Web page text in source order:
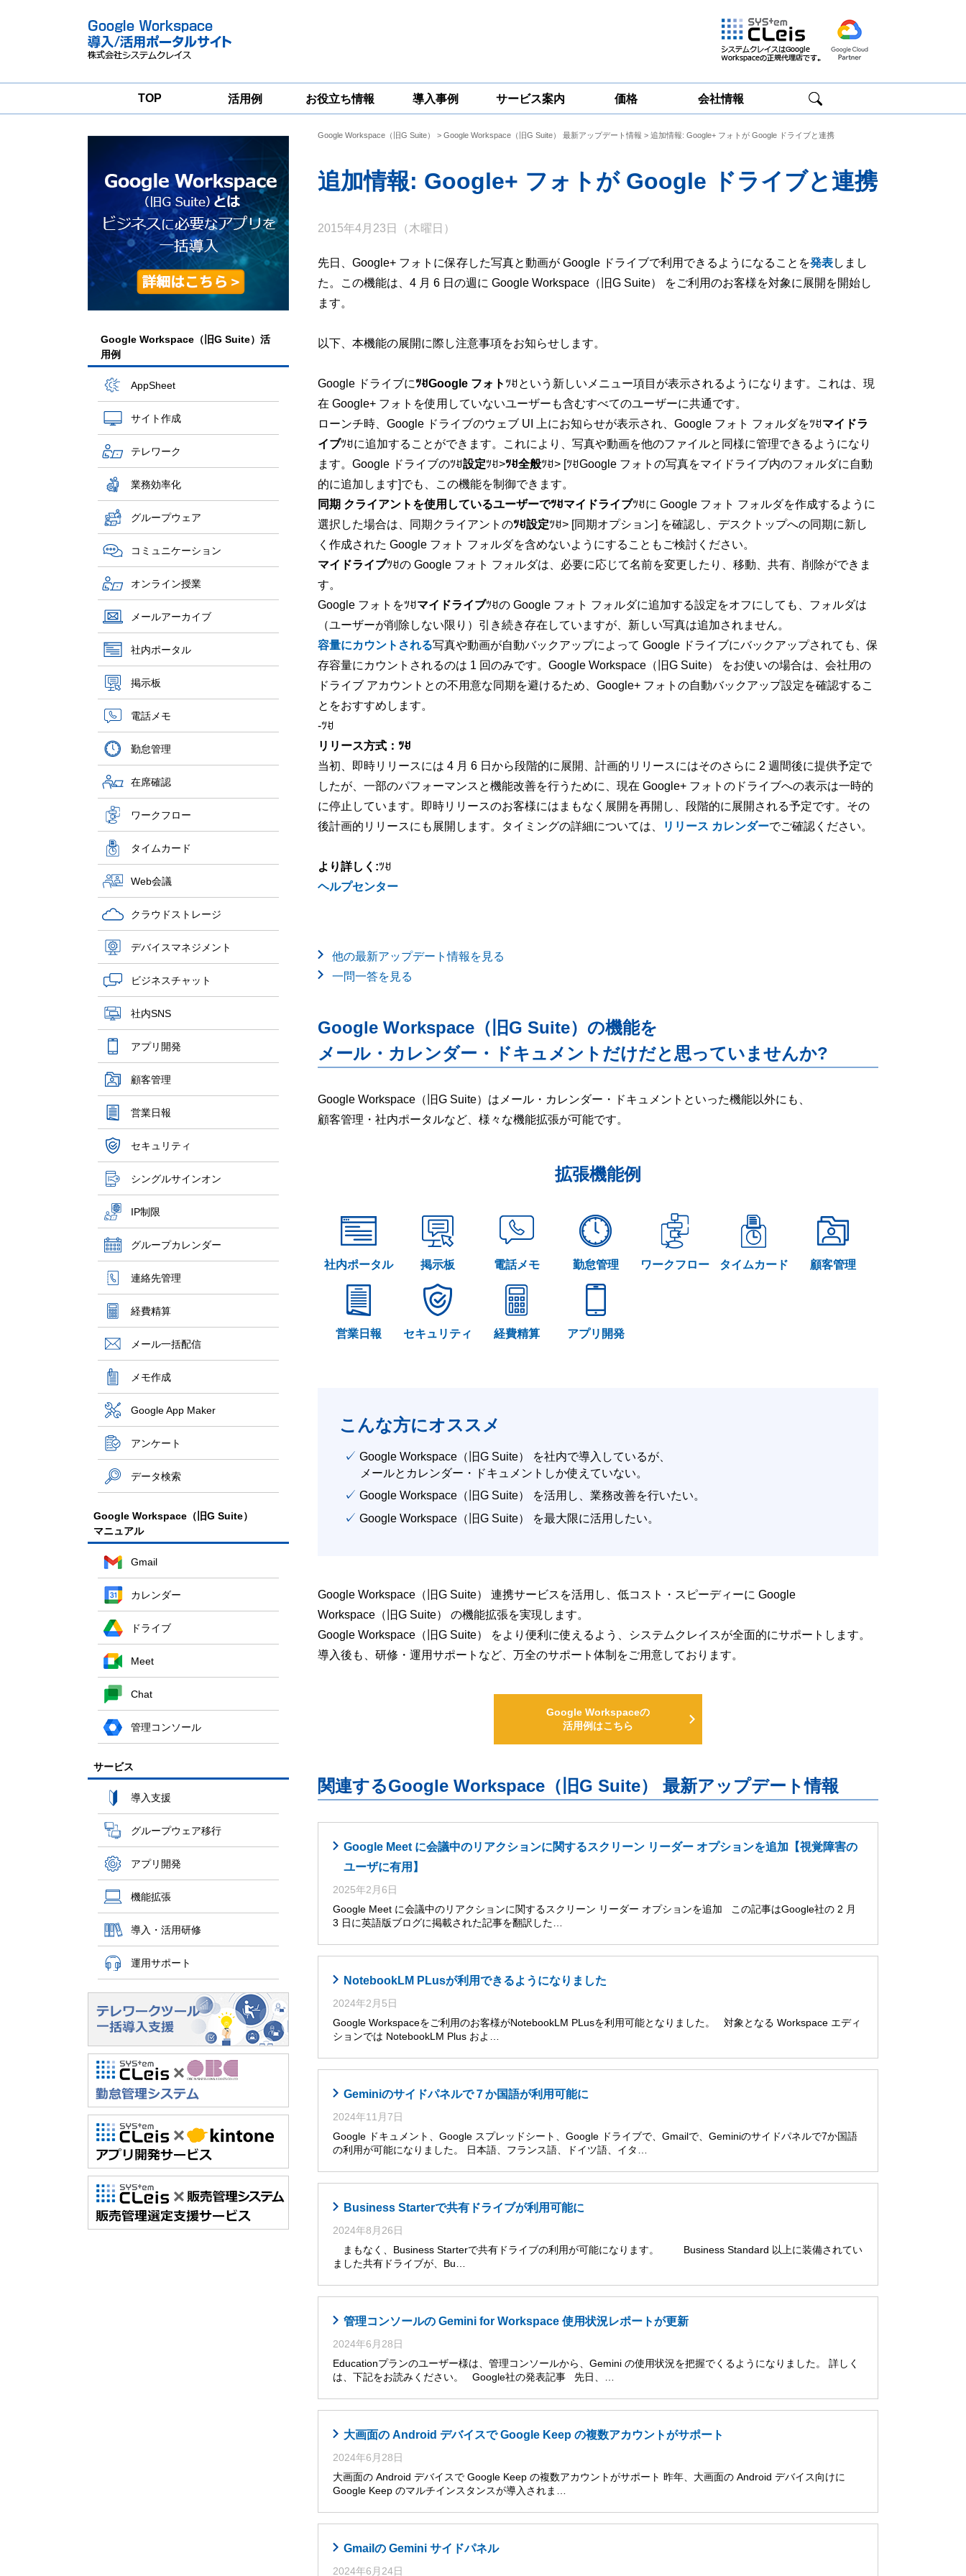
TOP 活用例 お役立ち情報
一問一答 コラム
導入事例 サービス案内
支援サービス
グループウェア
移行支援
Google
対策サービス
Google
Google
Google
Google
価格 会社情報
Google Workspace（旧G Suite）活
用例
AppSheet
サイト作成
テレワーク
業務効率化
グループウェア
コミュニケーション
オンライン授業
メールアーカイブ
社内ポータル
掲示板
電話メモ
勤怠管理
在席確認
ワークフロー
タイムカード
Web会議
クラウドストレージ
デバイスマネジメント
ビジネスチャット
社内SNS
アプリ開発
顧客管理
営業日報
セキュリティ
シングルサインオン
IP制限
グループカレンダー
連絡先管理
経費精算
メール一括配信
メモ作成
Google App Maker
アンケート
データ検索
Google Workspace（旧G Suite）
マニュアル
Gmail
カレンダー
ドライブ
Meet
Chat
管理コンソール
サービス
導入支援
グループウェア移行
アプリ開発
機能拡張
導入・活用研修
運用サポート
Google Workspace（旧G Suite） > Google Workspace（旧G Suite） 最新アップデート情報 > 追加情報: Google+ フォトが Google ドライブと連携
追加情報: Google+ フォトが Google ドライブと連携
2015年4月23日（木曜日）
先日、Google+ フォトに保存した写真と動画が Google ドライブで利用できるようになることを発表しまし
た。この機能は、4 月 6 日の週に Google Workspace（旧G Suite） をご利用のお客様を対象に展開を開始し
ます。
以下、本機能の展開に際し注意事項をお知らせします。
Google ドライブにﾂꀀGoogle フォト ﾂꀀという新しいメニュー項目が表示されるようになります。これは、現
在 Google+ フォトを使用していないユーザーも含むすべてのユーザーに共通です。
ローンチ時、Google ドライブのウェブ UI 上にお知らせが表示され、Google フォト フォルダをﾂꀀマイドラ
イブﾂꀀに追加することができます。これにより、写真や動画を他のファイルと同様に管理できるようになり
ます。Google ドライブのﾂꀀ設定ﾂꀀ>ﾂꀀ全般ﾂꀀ> [ﾂꀀGoogle フォトの写真をマイドライブ内のフォルダに自動
的に追加します]でも、この機能を制御できます。
同期 クライアントを使用しているユーザーでﾂꀀマイドライブﾂꀀに Google フォト フォルダを作成するように
選択した場合は、同期クライアントのﾂꀀ設定ﾂꀀ> [同期オプション] を確認し、デスクトップへの同期に新し
く作成された Google フォト フォルダを含めないようにすることもご検討ください。
マイドライブﾂꀀの Google フォト フォルダは、必要に応じて名前を変更したり、移動、共有、削除ができま
す。
Google フォトをﾂꀀマイドライブﾂꀀの Google フォト フォルダに追加する設定をオフにしても、フォルダは
（ユーザーが削除しない限り）引き続き存在していますが、新しい写真は追加されません。
容量にカウントされる写真や動画が自動バックアップによって Google ドライブにバックアップされても、保
存容量にカウントされるのは 1 回のみです。Google Workspace（旧G Suite） をお使いの場合は、会社用の
ドライブ アカウントとの不用意な同期を避けるため、Google+ フォトの自動バックアップ設定を確認するこ
とをおすすめします。
-ﾂꀀ
リリース方式：ﾂꀀ
当初、即時リリースには 4 月 6 日から段階的に展開、計画的リリースにはそのさらに 2 週間後に提供予定で
したが、一部のパフォーマンスと機能改善を行うために、現在 Google+ フォトのドライブへの表示は一時的
に停止しています。即時リリースのお客様にはまもなく展開を再開し、段階的に展開される予定です。その
後計画的リリースにも展開します。タイミングの詳細については、
リリース カレンダーでご確認ください。
より詳しく:ﾂꀀ
ヘルプセンター
他の最新アップデート情報を見る
一問一答を見る
Google Workspace（旧G Suite）の機能を
メール・カレンダー・ドキュメントだけだと思っていませんか?
Google Workspace（旧G Suite）はメール・カレンダー・ドキュメントといった機能以外にも、
顧客管理・社内ポータルなど、様々な機能拡張が可能です。
拡張機能例
社内ポータル 掲示板 電話メモ 勤怠管理 ワークフロー タイムカード 顧客管理
営業日報 セキュリティ 経費精算 アプリ開発
こんな方にオススメ
✓ Google Workspace（旧G Suite） を社内で導入しているが、
メールとカレンダー・ドキュメントしか使えていない。
✓ Google Workspace（旧G Suite） を活用し、業務改善を行いたい。
✓ Google Workspace（旧G Suite） を最大限に活用したい。
Google Workspace（旧G Suite） 連携サービスを活用し、低コスト・スピーディーに Google
Workspace（旧G Suite） の機能拡張を実現します。
Google Workspace（旧G Suite） をより便利に使えるよう、システムクレイスが全面的にサポートします。
導入後も、研修・運用サポートなど、万全のサポート体制をご用意しております。
Google Workspaceの
活用例はこちら
関連するGoogle Workspace（旧G Suite） 最新アップデート情報
Google Meet に会議中のリアクションに関するスクリーン リーダー オプションを追加【視覚障害の
ユーザに有用】
2025年2月6日
Google Meet に会議中のリアクションに関するスクリーン リーダー オプションを追加 この記事はGoogle社の 2 月
3 日に英語版ブログに掲載された記事を翻訳した…
NotebookLM PLusが利用できるようになりました
2024年2月5日
Google Workspaceをご利用のお客様がNotebookLM PLusを利用可能となりました。 対象となる Workspace エディ
ションでは NotebookLM Plus およ…
Geminiのサイドパネルで７か国語が利用可能に
2024年11月7日
Google ドキュメント、Google スプレッドシート、Google ドライブで、Gmailで、Geminiのサイドパネルで7か国語
の利用が可能になりました。 日本語、フランス語、ドイツ語、イタ…
Business Starterで共有ドライブが利用可能に
2024年8月26日
まもなく、Business Starterで共有ドライブの利用が可能になります。 Business Standard 以上に装備されてい
ました共有ドライブが、Bu…
管理コンソールの Gemini for Workspace 使用状況レポートが更新
2024年6月28日
Educationプランのユーザー様は、管理コンソールから、Gemini の使用状況を把握でくるようになりました。 詳しく
は、下記をお読みください。 Google社の発表記事 先日、…
大画面の Android デバイスで Google Keep の複数アカウントがサポート
2024年6月28日
大画面の Android デバイスで Google Keep の複数アカウントがサポート 昨年、大画面の Android デバイス向けに
Google Keep のマルチインスタンスが導入されま…
Gmailの Gemini サイドパネル
2024年6月24日